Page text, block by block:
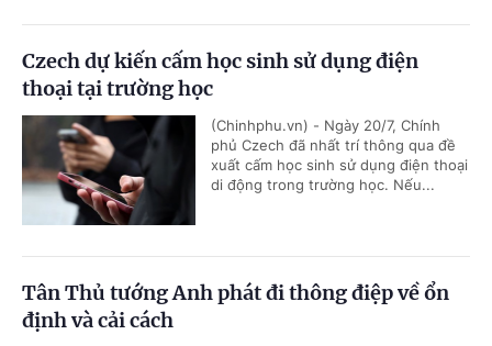
Czech dự kiến cấm học sinh sử dụng điện
thoại tại trường học
(Chinhphu.vn) - Ngày 20/7, Chính
phủ Czech đã nhất trí thông qua đề
xuất cấm học sinh sử dụng điện thoại
di động trong trường học. Nếu...
Tân Thủ tướng Anh phát đi thông điệp về ổn
định và cải cách